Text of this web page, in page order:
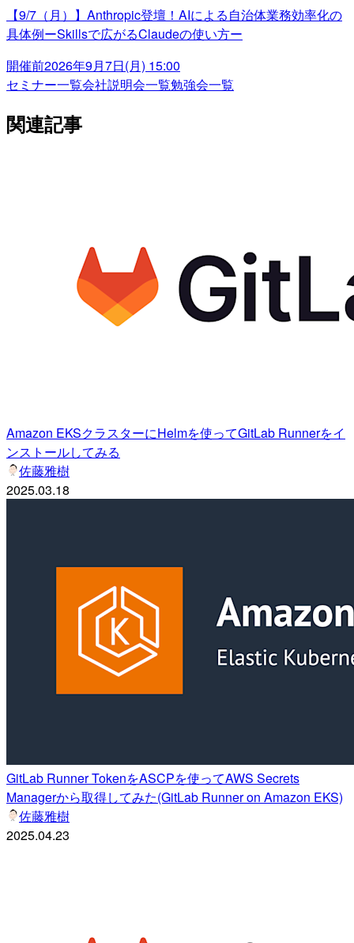
【9/7（月）】Anthropic登壇！AIによる自治体業務効率化の
具体例ーSkillsで広がるClaudeの使い方ー
開催前2026年9月7日(月) 15:00
セミナー一覧会社説明会一覧勉強会一覧
関連記事
Amazon EKSクラスターにHelmを使ってGitLab Runnerをイ
ンストールしてみる
佐藤雅樹
2025.03.18
GitLab Runner TokenをASCPを使ってAWS Secrets
Managerから取得してみた(GitLab Runner on Amazon EKS)
佐藤雅樹
2025.04.23